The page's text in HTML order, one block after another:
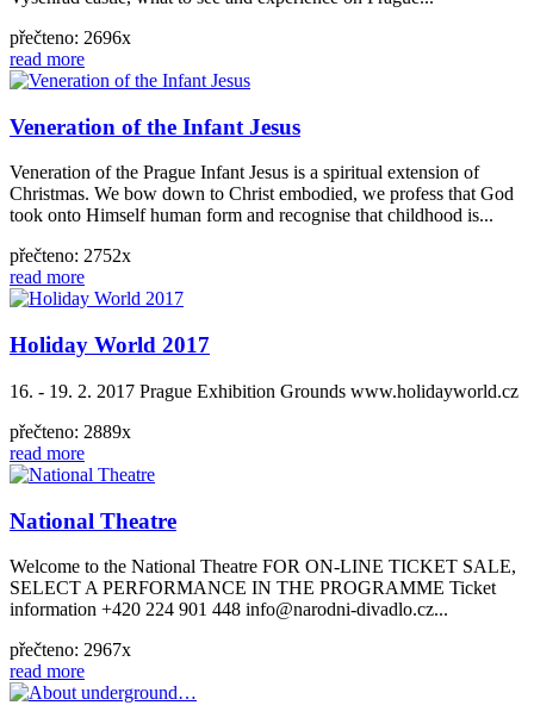
přečteno: 2696x
read more
Veneration of the Infant Jesus
Veneration of the Prague Infant Jesus is a spiritual extension of
Christmas. We bow down to Christ embodied, we profess that God
took onto Himself human form and recognise that childhood is...
přečteno: 2752x
read more
Holiday World 2017
16. - 19. 2. 2017 Prague Exhibition Grounds www.holidayworld.cz
přečteno: 2889x
read more
National Theatre
Welcome to the National Theatre FOR ON-LINE TICKET SALE,
SELECT A PERFORMANCE IN THE PROGRAMME Ticket
information +420 224 901 448 info@narodni-divadlo.cz...
přečteno: 2967x
read more